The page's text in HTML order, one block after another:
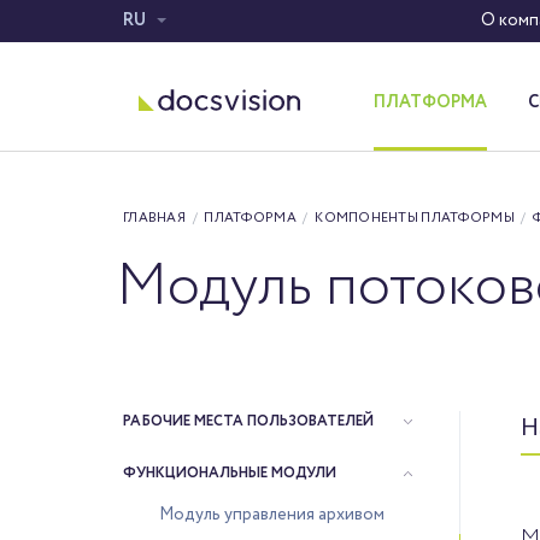
RU О
ПЛАТФОРМА
ГЛАВНАЯ / ПЛАТФОРМА / КОМПОНЕНТЫ ПЛАТФОРМЫ /
Модуль
РАБОЧИЕ МЕСТА ПОЛЬЗОВАТЕЛЕЙ
ФУНКЦИОНАЛЬНЫЕ МОДУЛИ
Модуль управления архивом